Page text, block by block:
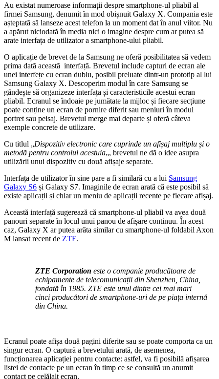
Au existat numeroase informații despre smartphone-ul pliabil al
firmei Samsung, denumit în mod obișnuit Galaxy X. Compania este
așteptată să lanseze acest telefon la un moment dat în anul viitor. Nu
a apărut niciodată în media nici o imagine despre cum ar putea să
arate interfața de utilizator a smartphone-ului pliabil.
O aplicație de brevet de la Samsung ne oferă posibilitatea să vedem
prima dată această interfață. Brevetul include capturi de ecran ale
unei interfețe cu ecran dublu, posibil preluate dintr-un prototip al lui
Samsung Galaxy X. Descoperim modul în care Samsung se
gândește să organizeze interfața și caracteristicile acestui ecran
pliabil. Ecranul se îndoaie pe jumătate la mijloc și fiecare secțiune
poate conține un ecran de pornire diferit sau meniuri în modul
portret sau peisaj. Brevetul merge mai departe și oferă câteva
exemple concrete de utilizare.
Cu titlul „Dispozitiv electronic care cuprinde un afișaj multiplu și o
metodă pentru controlul acestuia„, brevetul ne dă o idee asupra
utilizării unui dispozitiv cu două afișaje separate.
Interfața de utilizator în sine pare a fi similară cu a lui Samsung
Galaxy S6 și Galaxy S7. Imaginile de ecran arată că este posibil să
existe aplicații și chiar un meniu de aplicații recente pe fiecare afișaj.
Această interfață sugerează că smartphone-ul pliabil va avea două
panouri separate în locul unui panou de afișare continuu. În acest
caz, Galaxy X ar putea arăta similar cu smartphone-ul foldabil Axon
M lansat recent de ZTE.
ZTE Corporation este o companie producătoare de
echipamente de telecomunicații din Shenzhen, China,
fondată în 1985. ZTE este unul dintre cei mai mari
cinci producători de smartphone-uri de pe piața internă
din China.
Ecranul poate afișa două pagini diferite sau se poate comporta ca un
singur ecran. O captură a brevetului arată, de asemenea,
funcționarea aplicației pentru contacte: astfel, va fi posibilă afișarea
listei de contacte pe un ecran în timp ce se consultă un anumit
contact pe celălalt ecran.